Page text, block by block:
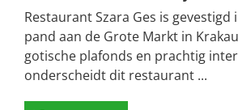
Restaurant Szara Ges is gevestigd
pand aan de Grote Markt in
gotische plafonds en prachtig
onderscheidt dit restaurant ...